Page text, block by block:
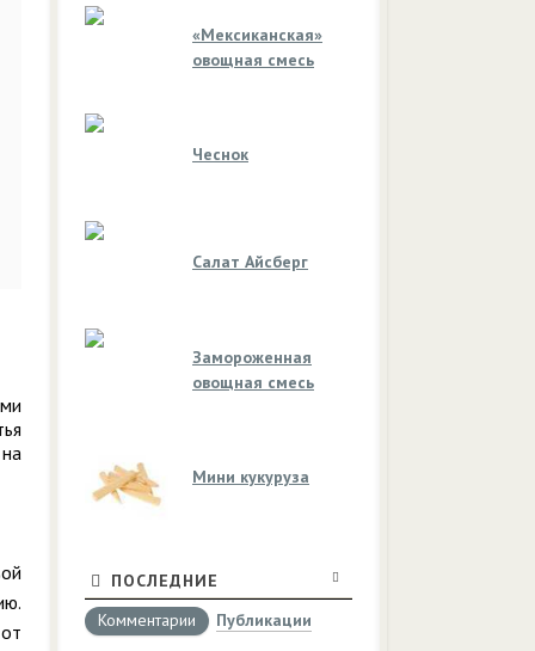
«Мексиканская»
овощная смесь
Чеснок
Салат Айсберг
Замороженная
овощная смесь
Мини кукуруза
ПОСЛЕДНИЕ
Комментарии
Публикации